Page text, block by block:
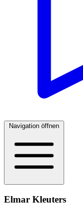
Navigation öffnen
Elmar Kleuters